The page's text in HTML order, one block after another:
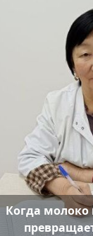
Когда молоко